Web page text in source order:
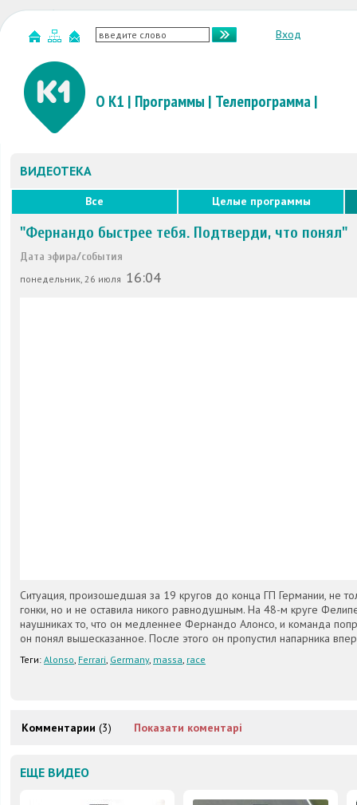
Вход
О К1 | Программы | Телепрограмма|
ВИДЕОТЕКА
Все Целые программы
"Фернандо быстрее тебя. Подтверди, что понял"
Дата эфира/события
понедельник, 26 июля 16:04
Ситуация, произошедшая за 19 кругов до конца ГП Германии, не
гонки, но и не оставила никого равнодушным. На 48-м круге
наушниках то, что он медленнее Фернандо Алонсо, и команда
он понял вышесказанное. После этого он пропустил напарника
Теги: Alonso, Ferrari, Germany, massa, race
Комментарии (3) Показати коментарі
ЕЩЕ ВИДЕО